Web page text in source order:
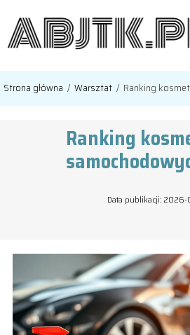
Strona główna / Warsztat / Ranking
Ranking
Data publikacji: 2026-